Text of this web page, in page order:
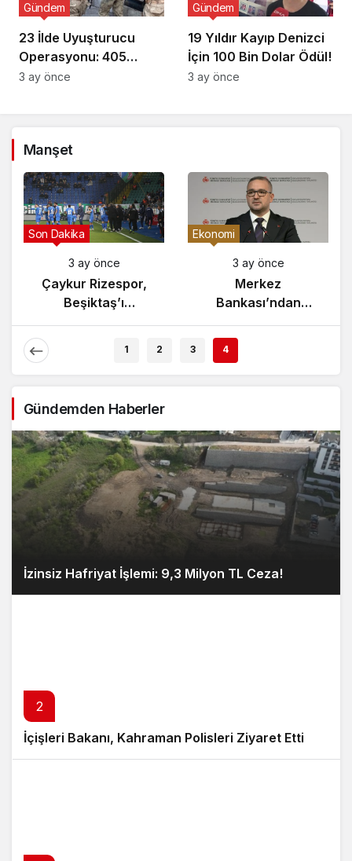
23 İlde Uyuşturucu
Operasyonu: 405
Gözaltı!
Gündem
3 ay önce
19 Yıldır Kayıp Denizci
İçin 100 Bin Dolar Ödül!
Gündem
3 ay önce
Manşet
Gündem
3 ay önce
Yunanistan’da
Zeybek Tartışması
Son Dakika
3 ay önce
Çaykur Rizespor,
Beşiktaş’ı
1 2 3 4
Gündemden Haberler
İzinsiz Hafriyat İşlemi: 9,3 Milyon TL Ceza!
2
İçişleri Bakanı, Kahraman Polisleri Ziyaret Etti